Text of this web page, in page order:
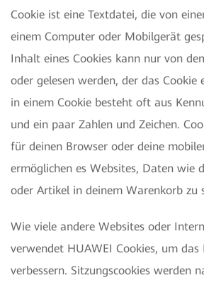
Cookie ist eine Textdatei, die von
einem Computer oder Mobilgerät
Inhalt eines Cookies kann nur von
oder gelesen werden, der das
in einem Cookie besteht oft aus
und ein paar Zahlen und Zeichen.
für deinen Browser oder deine
ermöglichen es Websites, Daten wie
oder Artikel in deinem Warenkorb zu
Wie viele andere Websites oder
verwendet HUAWEI Cookies, um das
verbessern. Sitzungscookies werden